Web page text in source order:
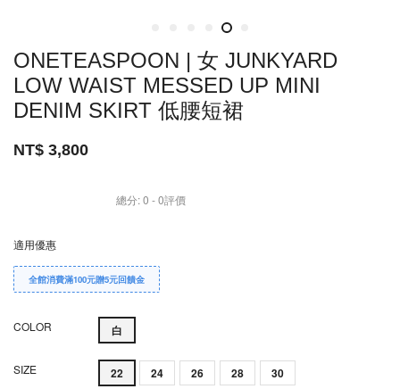
ONETEASPOON | 女 JUNKYARD
LOW WAIST MESSED UP MINI
DENIM SKIRT 低腰短裙
NT$ 3,800
總分:0 -0評價
適用優惠
全館消費滿100元贈5元回饋金
COLOR 白
SIZE 22 24 26 28 30